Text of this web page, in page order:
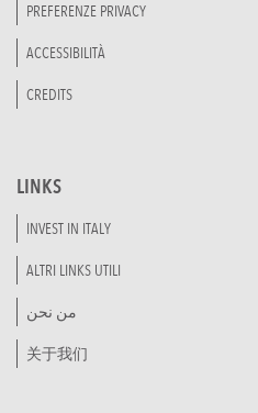
PREFERENZE PRIVACY
ACCESSIBILITÀ
CREDITS
LINKS
INVEST IN ITALY
ALTRI LINKS UTILI
من نحن
关于我们